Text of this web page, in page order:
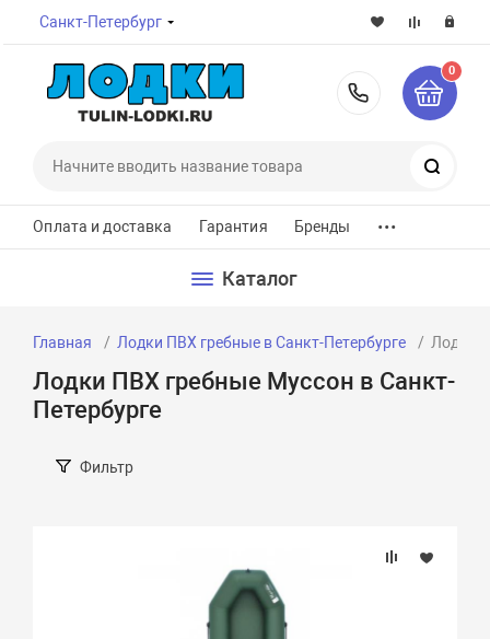
Санкт-Петербург
8-800-
0
Оплата и доставка Гарантия Бренды ...
Каталог
Главная Лодки ПВХ гребные в Санкт-Петербурге Лодки
Лодки ПВХ гребные Муссон в Санкт-
Петербурге
Фильтр